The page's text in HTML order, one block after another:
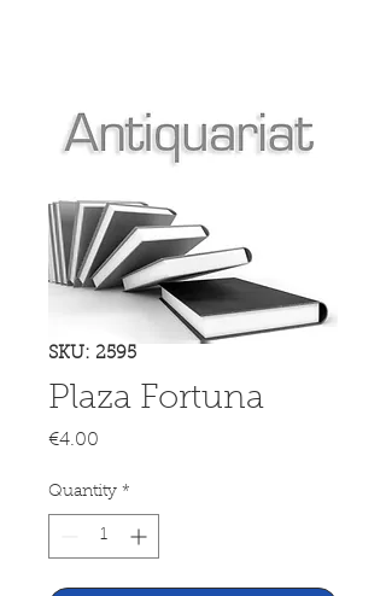
SKU: 2595
Plaza Fortuna
€4.00
Quantity *